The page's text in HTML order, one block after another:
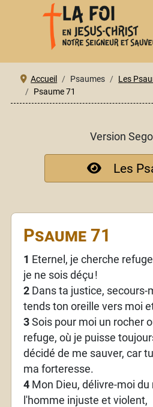
Accueil Psaumes
Les
Psaume 71
Version
Les
Psaume 71
1 Eternel, je cherche
je ne sois déçu !
2Dans ta justice, secours-
tends ton oreille vers moi
3Sois pour moi un rocher
refuge, où je puisse
décidé de me sauver, car
ma forteresse.
4Mon Dieu, délivre-moi du
l'homme injuste et violent,